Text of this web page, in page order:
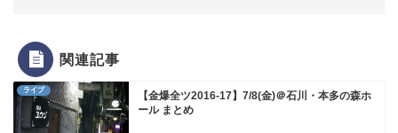
関連記事
ライブ
【金爆全ツ2016-17】7/8(金)＠石川・本多の森ホ
ール まとめ